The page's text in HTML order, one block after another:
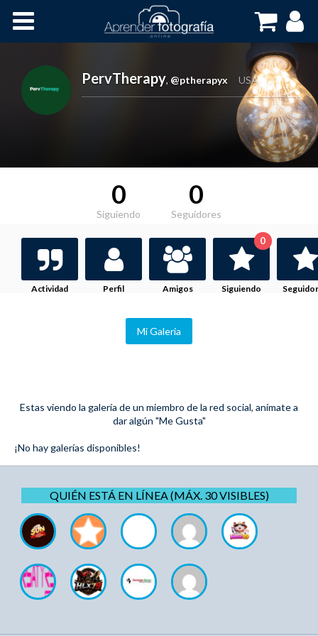
Cursos OnLine
PervTherapy, @ptherapyx USA
0
Siguiendo
0
Seguidores
Actividad Perfil Amigos Siguiendo
0
Mi Galeria
Estas viendo la galería de un miembro de la red social, anímate a
dar algún "Me Gusta"
¡No hay galerías disponibles!
QUIÉN ESTÁ EN LÍNEA (MÁX. 30 VISIBLES)